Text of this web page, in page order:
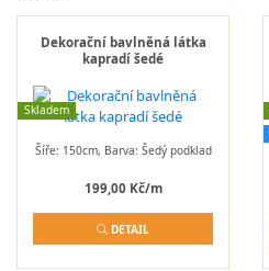
Dekorační bavlněná látka
kapradí šedé
Skladem
Šíře: 150cm, Barva: Šedý podklad
199,00 Kč/m
DETAIL